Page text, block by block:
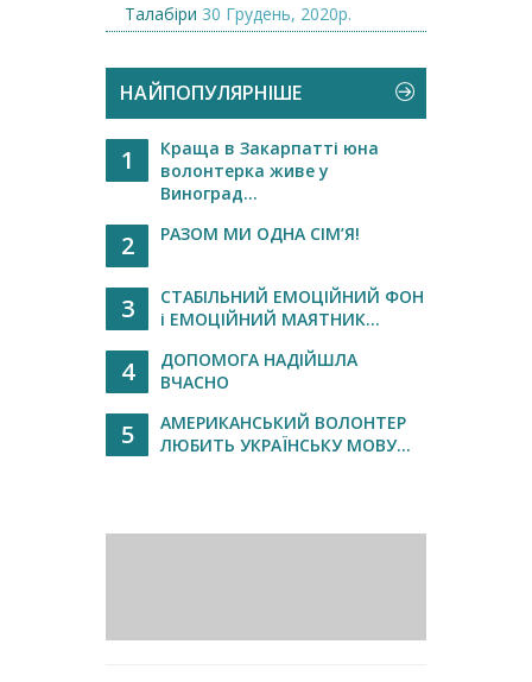
Талабіри 30 Грудень, 2020р.
НАЙПОПУЛЯРНІШЕ
1
Краща в Закарпатті юна
волонтерка живе у
Виноград...
2 РАЗОМ МИ ОДНА СІМ’Я!
3
СТАБІЛЬНИЙ ЕМОЦІЙНИЙ ФОН
і ЕМОЦІЙНИЙ МАЯТНИК...
4
ДОПОМОГА НАДІЙШЛА
ВЧАСНО
5
АМЕРИКАНСЬКИЙ ВОЛОНТЕР
ЛЮБИТЬ УКРАЇНСЬКУ МОВУ...